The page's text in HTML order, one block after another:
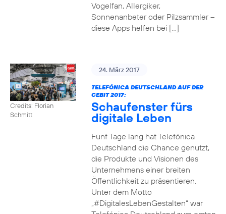
Vogelfan, Allergiker,
Sonnenanbeter oder Pilzsammler –
diese Apps helfen bei […]
Credits: Florian
Schmitt
24. März 2017
TELEFÓNICA DEUTSCHLAND AUF DER
CEBIT 2017:
Schaufenster fürs
digitale Leben
Fünf Tage lang hat Telefónica
Deutschland die Chance genutzt,
die Produkte und Visionen des
Unternehmens einer breiten
Öffentlichkeit zu präsentieren.
Unter dem Motto
„#DigitalesLebenGestalten“ war